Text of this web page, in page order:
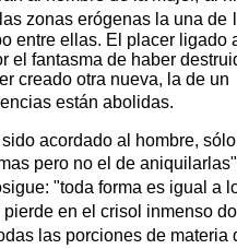
zonas erógenas la una de
entre ellas. El placer ligado
el fantasma de haber
creado otra nueva, la de un
están abolidas.
acordado al hombre, sólo
pero no el de
"toda forma es igual a
pierde en el crisol inmenso
las porciones de materia